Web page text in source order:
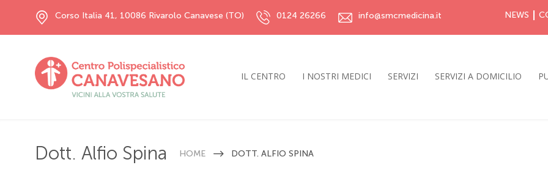
Corso Italia 41, 10086 Rivarolo Canavese (TO) 0124 26266 info@smcmedicina.it NEWS
IL CENTRO I NOSTRI MEDICI SERVIZI SERVIZI A DOMICILIO
Dott. Alfio Spina HOME DOTT. ALFIO SPINA